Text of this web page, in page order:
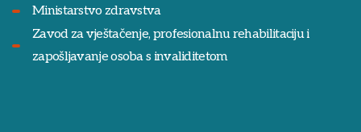
Ministarstvo zdravstva
Zavod za vještačenje, profesionalnu rehabilitaciju i
zapošljavanje osoba s invaliditetom